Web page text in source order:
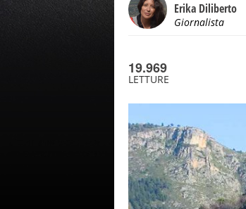
Erika Diliberto
Giornalista
19.969
LETTURE